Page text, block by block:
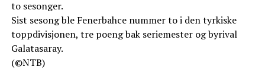
to sesonger.
Sist sesong ble Fenerbahce nummer to i den tyrkiske
toppdivisjonen, tre poeng bak seriemester og byrival
Galatasaray.
(©NTB)